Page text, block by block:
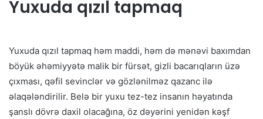
Yuxuda qızıl tapmaq
Yuxuda qızıl tapmaq həm maddi, həm də mənəvi baxımdan
böyük əhəmiyyətə malik bir fürsət, gizli bacarıqların üzə
çıxması, qəfil sevinclər və gözlənilməz qazanc ilə
əlaqələndirilir. Belə bir yuxu tez-tez insanın həyatında
şanslı dövrə daxil olacağına, öz dəyərini yenidən kəşf